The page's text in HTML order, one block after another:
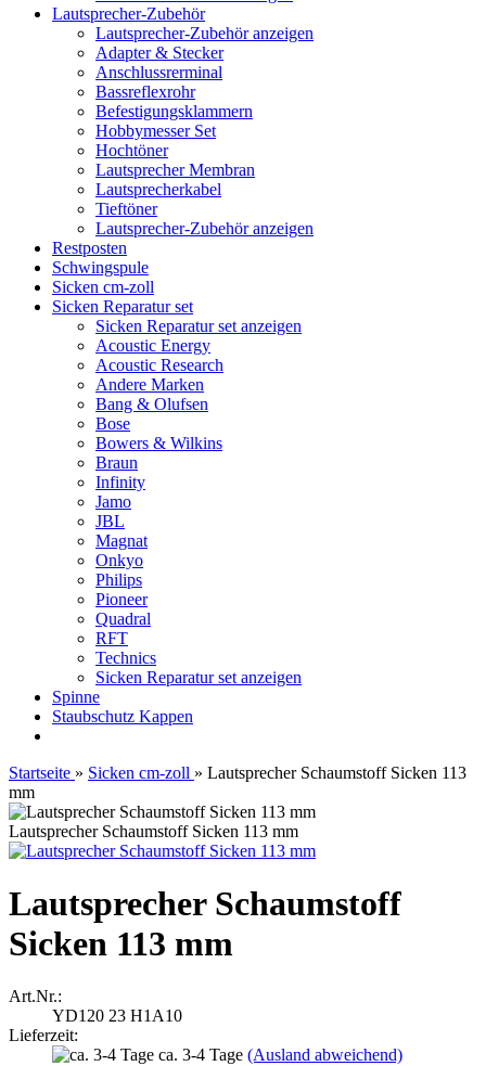
Lautsprecher-Zubehör
Lautsprecher-Zubehör anzeigen
Adapter & Stecker
Anschlussrerminal
Bassreflexrohr
Befestigungsklammern
Hobbymesser Set
Hochtöner
Lautsprecher Membran
Lautsprecherkabel
Tieftöner
Lautsprecher-Zubehör anzeigen
Restposten
Schwingspule
Sicken cm-zoll
Sicken Reparatur set
Sicken Reparatur set anzeigen
Acoustic Energy
Acoustic Research
Andere Marken
Bang & Olufsen
Bose
Bowers & Wilkins
Braun
Infinity
Jamo
JBL
Magnat
Onkyo
Philips
Pioneer
Quadral
RFT
Technics
Sicken Reparatur set anzeigen
Spinne
Staubschutz Kappen
Startseite » Sicken cm-zoll » Lautsprecher Schaumstoff Sicken 113
mm
Lautsprecher Schaumstoff Sicken 113 mm
Lautsprecher Schaumstoff
Sicken 113 mm
Art.Nr.:
YD120 23 H1A10
Lieferzeit:
ca. 3-4 Tage (Ausland abweichend)